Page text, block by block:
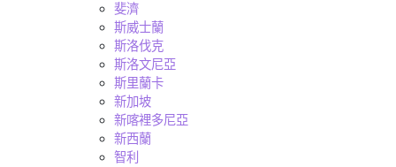
斐濟
斯威士蘭
斯洛伐克
斯洛文尼亞
斯里蘭卡
新加坡
新喀裡多尼亞
新西蘭
智利